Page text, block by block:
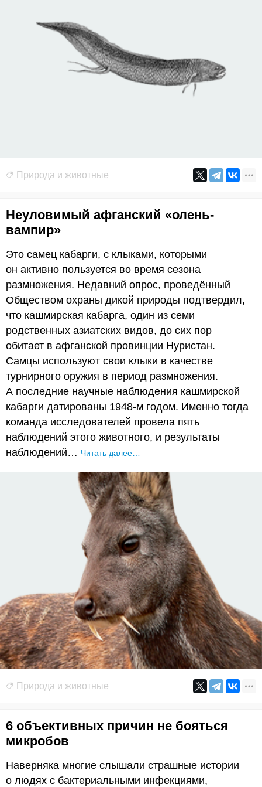
Природа и животные
Неуловимый афганский «олень-
вампир»
Это самец кабарги, с клыками, которыми
он активно пользуется во время сезона
размножения. Недавний опрос, проведённый
Обществом охраны дикой природы подтвердил,
что кашмирская кабарга, один из семи
родственных азиатских видов, до сих пор
обитает в афганской провинции Нуристан.
Самцы используют свои клыки в качестве
турнирного оружия в период размножения.
А последние научные наблюдения кашмирской
кабарги датированы 1948-м годом. Именно тогда
команда исследователей провела пять
наблюдений этого животного, и результаты
наблюдений… Читать далее…
Природа и животные
6 объективных причин не бояться
микробов
Наверняка многие слышали страшные истории
о людях с бактериальными инфекциями,